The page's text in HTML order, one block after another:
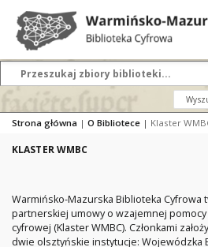
Strona główna | O Bibliotece | Klaster
KLASTER WMBC
Warmińsko-Mazurska Biblioteka Cyfrowa
partnerskiej umowy o wzajemnej
cyfrowej (Klaster WMBC). Członkami
dwie olsztyńskie instytucje: Wojewódzka